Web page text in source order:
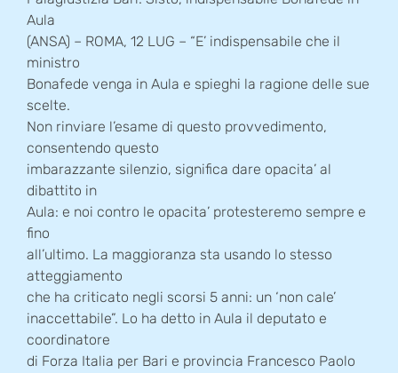
Aula
(ANSA) – ROMA, 12 LUG – “E’ indispensabile che il
ministro
Bonafede venga in Aula e spieghi la ragione delle sue
scelte.
Non rinviare l’esame di questo provvedimento,
consentendo questo
imbarazzante silenzio, significa dare opacita’ al
dibattito in
Aula: e noi contro le opacita’ protesteremo sempre e
fino
all’ultimo. La maggioranza sta usando lo stesso
atteggiamento
che ha criticato negli scorsi 5 anni: un ‘non cale’
inaccettabile”. Lo ha detto in Aula il deputato e
coordinatore
di Forza Italia per Bari e provincia Francesco Paolo